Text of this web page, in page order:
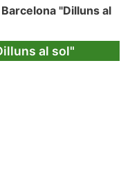
"Dilluns al
al sol"